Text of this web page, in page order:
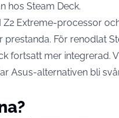
hos Steam Deck.
Z2 Extreme-processor
För renodlat
fortsatt mer integrerad.
Asus-alternativen bli